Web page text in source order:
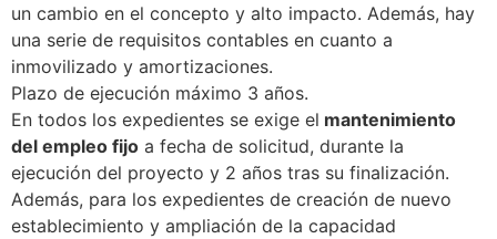
un cambio en el concepto y alto impacto. Además, hay
una serie de requisitos contables en cuanto a
inmovilizado y amortizaciones.
Plazo de ejecución máximo 3 años.
En todos los expedientes se exige el mantenimiento
del empleo fijo a fecha de solicitud, durante la
ejecución del proyecto y 2 años tras su finalización.
Además, para los expedientes de creación de nuevo
establecimiento y ampliación de la capacidad